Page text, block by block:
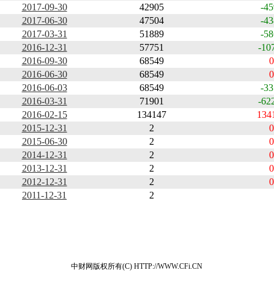
2017-09-30
42905
-
2017-06-30
47504
-
2017-03-31
51889
-
2016-12-31
57751
-
2016-09-30
68549
2016-06-30
68549
2016-06-03
68549
-
2016-03-31
71901
-
2016-02-15
134147
2015-12-31
2
2015-06-30
2
2014-12-31
2
2013-12-31
2
2012-12-31
2
2011-12-31
2
中财网版权所有(C) HTTP://WWW.CFi.CN